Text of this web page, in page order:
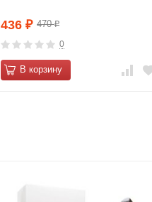
436 ₽ 470₽
0
В корзину